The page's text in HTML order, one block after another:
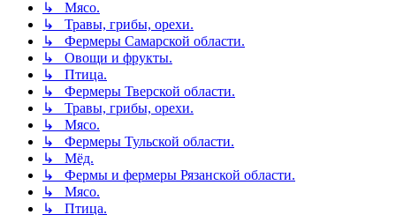
↳ Мясо.
↳ Травы, грибы, орехи.
↳ Фермеры Самарской области.
↳ Овощи и фрукты.
↳ Птица.
↳ Фермеры Тверской области.
↳ Травы, грибы, орехи.
↳ Мясо.
↳ Фермеры Тульской области.
↳ Мёд.
↳ Фермы и фермеры Рязанской области.
↳ Мясо.
↳ Птица.